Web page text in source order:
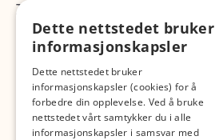
TikTok
Fotopodden
Dette nettstedet bruker
informasjonskapsler
Dette nettstedet bruker
informasjonskapsler (cookies) for å
forbedre din opplevelse. Ved å bruke
nettstedet vårt samtykker du i alle
informasjonskapsler i samsvar med